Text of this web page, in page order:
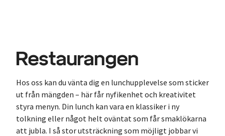
Restaurangen
Hos oss kan du vänta dig en lunchupplevelse som sticker
ut från mängden – här får nyfikenhet och kreativitet
styra menyn. Din lunch kan vara en klassiker i ny
tolkning eller något helt oväntat som får smaklökarna
att jubla. I så stor utsträckning som möjligt jobbar vi